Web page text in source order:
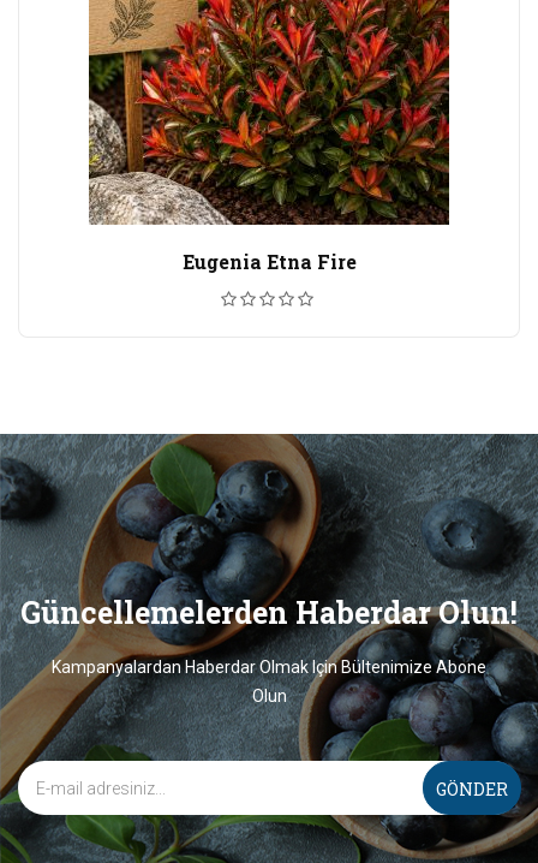
Eugenia Etna Fire
Güncellemelerden Haberdar Olun!
Kampanyalardan Haberdar Olmak Için Bültenimize Abone
Olun